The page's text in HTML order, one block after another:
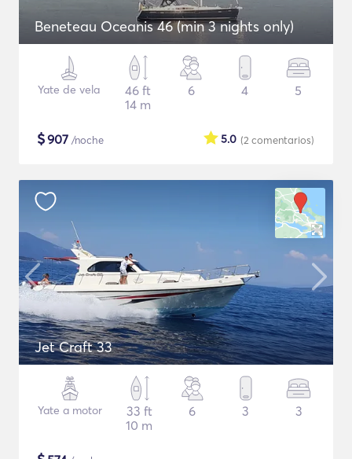
Beneteau Oceanis 46 (min 3 nights only)
Yate de vela
46 ft
14 m
6 4 5
$907 /noche (2 comentarios)
5.0
Jet Craft 33
Yate a motor
33 ft
10 m
6 3 3